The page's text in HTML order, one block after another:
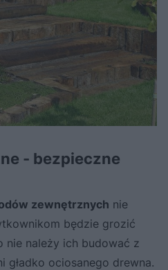
- bezpieczne
zewnętrznych nie
będzie grozić
nie należy ich budować z
gładko ociosanego drewna.